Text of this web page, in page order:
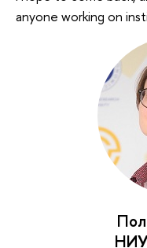
anyone working on